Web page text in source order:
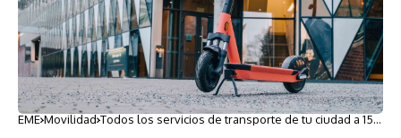
EME Movilidad Todos los servicios de transporte de tu ciudad a 15